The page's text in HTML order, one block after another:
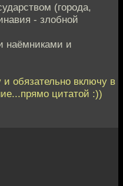
(города,
- злобной
наёмниками и
обязательно включу в
цитатой :))